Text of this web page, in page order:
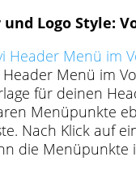
Logo Style:
Header Menü im
für deinen
Menüpunkte
Nach Klick auf
die Menüpunkte